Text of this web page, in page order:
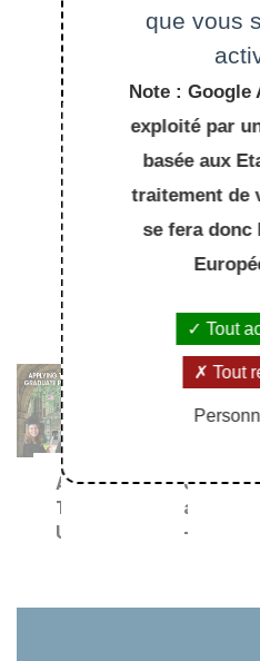
À LIRE
APPLYING
TO
US/UK
anglaise
-
que vous
Note : Google
exploité par
basée aux
traitement de
se fera donc
Tout
Tout